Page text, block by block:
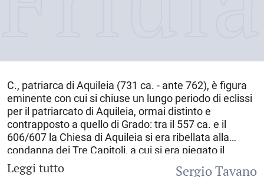
C., patriarca di Aquileia (731 ca. - ante 762), è figura
eminente con cui si chiuse un lungo periodo di eclissi
per il patriarcato di Aquileia, ormai distinto e
contrapposto a quello di Grado: tra il 557 ca. e il
606/607 la Chiesa di Aquileia si era ribellata alla
condanna dei Tre Capitoli, a cui si era piegato il
secondo concilio ecumenico di Costantinopoli (553) e
Leggi tutto
Sergio Tavano